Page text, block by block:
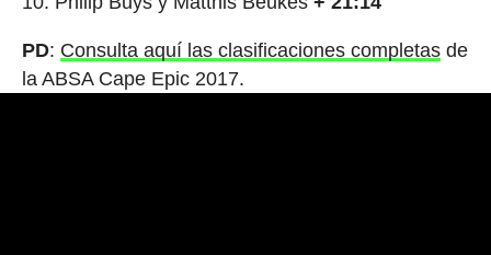
PD: Consulta aquí las clasificaciones completasde
la ABSA Cape Epic 2017.